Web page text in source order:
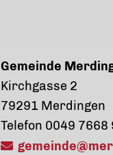
Gemeinde
Kirchgasse 2
79291 Merdingen
Telefon 0049 7668